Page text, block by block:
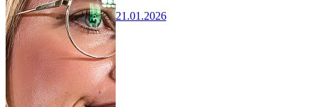
21.01.2026